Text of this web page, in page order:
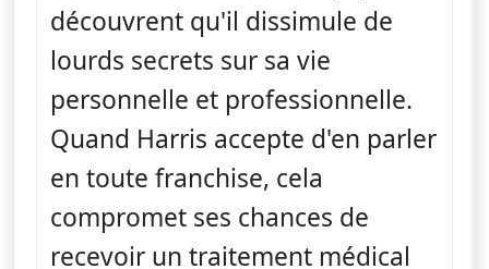
découvrent qu'il dissimule de
lourds secrets sur sa vie
personnelle et professionnelle.
Quand Harris accepte d'en parler
en toute franchise, cela
compromet ses chances de
recevoir un traitement médical